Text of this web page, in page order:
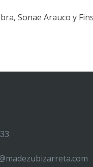
Sonae Arauco y